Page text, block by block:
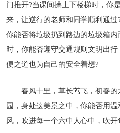
门推开?当课间操上下楼梯时，你
来，让逆行的老师和同学顺利通过
你能否将垃圾扔到路边的垃圾箱
时，你能否遵守交通规则文明出
便之道也为自己的安全着想?
春风十里，草长莺飞，初春
园，身处这美景之中，你能否用
风，吹进每一个六中人心中，吹开